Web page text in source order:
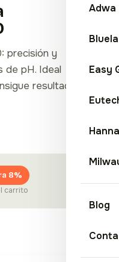
Adwa
Easy
Hanna
Blog
precisión y
de pH. Ideal
resultados
8%
carrito